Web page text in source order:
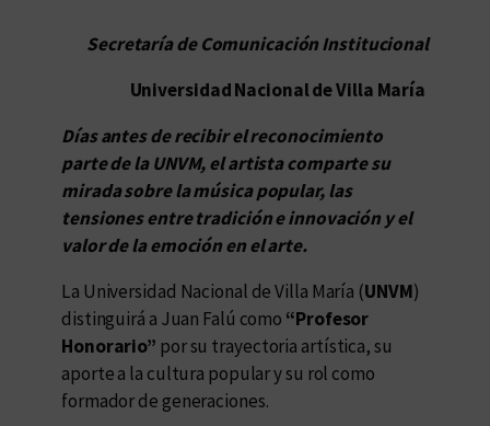
Secretaría de Comunicación Institucional
Universidad Nacional de Villa María
Días antes de recibir el reconocimiento
parte de la UNVM, el artista comparte su
mirada sobre la música popular, las
tensiones entre tradición e innovación y el
valor de la emoción en el arte.
La Universidad Nacional de Villa María (UNVM)
distinguirá a Juan Falú como “Profesor
Honorario” por su trayectoria artística, su
aporte a la cultura popular y su rol como
formador de generaciones.